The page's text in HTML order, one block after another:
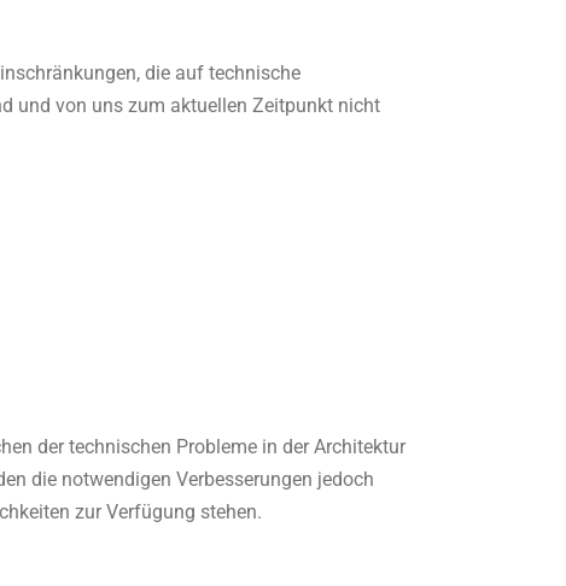
die auf technische
und von uns zum aktuellen Zeitpunkt nicht
der technischen Probleme in der Architektur
die notwendigen Verbesserungen jedoch
zur Verfügung stehen.